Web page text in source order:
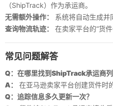
（ShipTrack）作为承运商。
无需额外操作：
系统将自动生成并
查询物流轨迹：
在卖家平台的“货
常见问题解答
Q：在哪里找到ShipTrack承运商列
A：
在亚马逊卖家平台创建货件时
Q：追踪信息多久更新一次？